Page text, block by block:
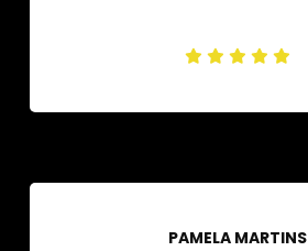
PAMELA MARTINS